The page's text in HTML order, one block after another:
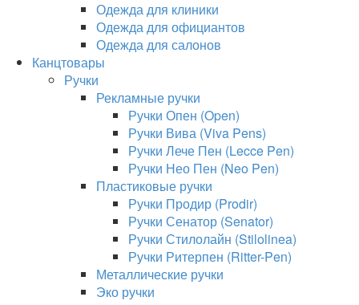
Одежда для клиники
Одежда для официантов
Одежда для салонов
Канцтовары
Ручки
Рекламные ручки
Ручки Опен (Open)
Ручки Вива (Viva Pens)
Ручки Лече Пен (Lecce Pen)
Ручки Нео Пен (Neo Pen)
Пластиковые ручки
Ручки Продир (Prodir)
Ручки Сенатор (Senator)
Ручки Стилолайн (Stilolinea)
Ручки Ритерпен (Ritter-Pen)
Металлические ручки
Эко ручки